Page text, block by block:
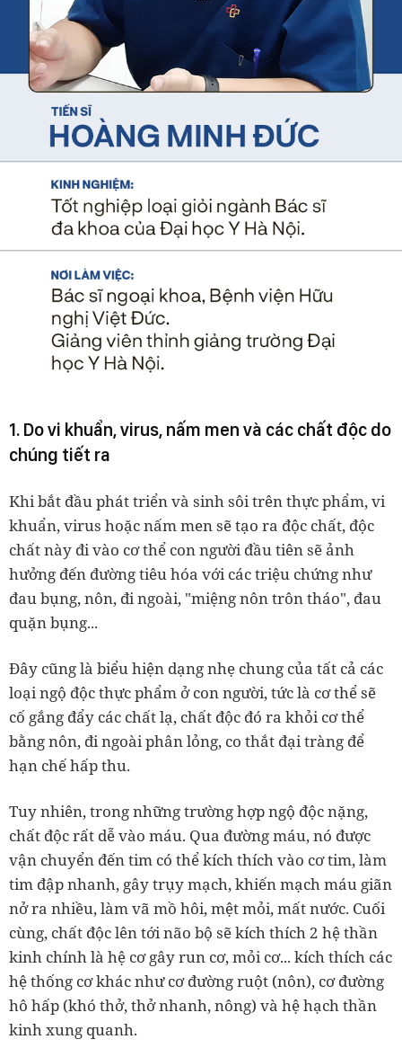
1. Do vi khuẩn, virus, nấm men và các chất độc do
chúng tiết ra
Khi bắt đầu phát triển và sinh sôi trên thực phẩm, vi
khuẩn, virus hoặc nấm men sẽ tạo ra độc chất, độc
chất này đi vào cơ thể con người đầu tiên sẽ ảnh
hưởng đến đường tiêu hóa với các triệu chứng như
đau bụng, nôn, đi ngoài, "miệng nôn trôn tháo", đau
quặn bụng...
Đây cũng là biểu hiện dạng nhẹ chung của tất cả các
loại ngộ độc thực phẩm ở con người, tức là cơ thể sẽ
cố gắng đẩy các chất lạ, chất độc đó ra khỏi cơ thể
bằng nôn, đi ngoài phân lỏng, co thắt đại tràng để
hạn chế hấp thu.
Tuy nhiên, trong những trường hợp ngộ độc nặng,
chất độc rất dễ vào máu. Qua đường máu, nó được
vận chuyển đến tim có thể kích thích vào cơ tim, làm
tim đập nhanh, gây trụy mạch, khiến mạch máu giãn
nở ra nhiều, làm vã mồ hôi, mệt mỏi, mất nước. Cuối
cùng, chất độc lên tới não bộ sẽ kích thích 2 hệ thần
kinh chính là hệ cơ gây run cơ, mỏi cơ... kích thích các
hệ thống cơ khác như cơ đường ruột (nôn), cơ đường
hô hấp (khó thở, thở nhanh, nông) và hệ hạch thần
kinh xung quanh.